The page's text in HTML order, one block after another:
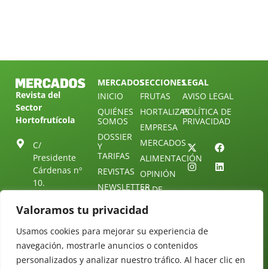
Valoramos tu privacidad
Usamos cookies para mejorar su experiencia de
navegación, mostrarle anuncios o contenidos
personalizados y analizar nuestro tráfico. Al hacer clic en
Revista del
Sector
Hortofrutícola
C/
Presidente
Cárdenas nº
10.
Sevilla.
Tel: (+34) 954
25 88 51
MERCADOS
INICIO
QUIÉNES
SOMOS
DOSSIER
Y
TARIFAS
REVISTAS
NEWSLETTER
NUESTRO
TELEGRAM
SECCIONES
FRUTAS
HORTALIZAS
EMPRESA
MERCADOS
ALIMENTACIÓN
OPINIÓN
30 DE
DIRECTORIO
LEGAL
AVISO LEGAL
POLÍTICA DE
PRIVACIDAD
Starenlared